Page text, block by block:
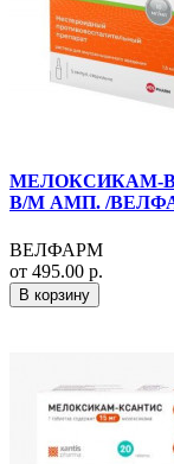
МЕЛОКСИКАМ-
В/М АМП. /
ВЕЛФАРМ
от 495.00 р.
В корзину